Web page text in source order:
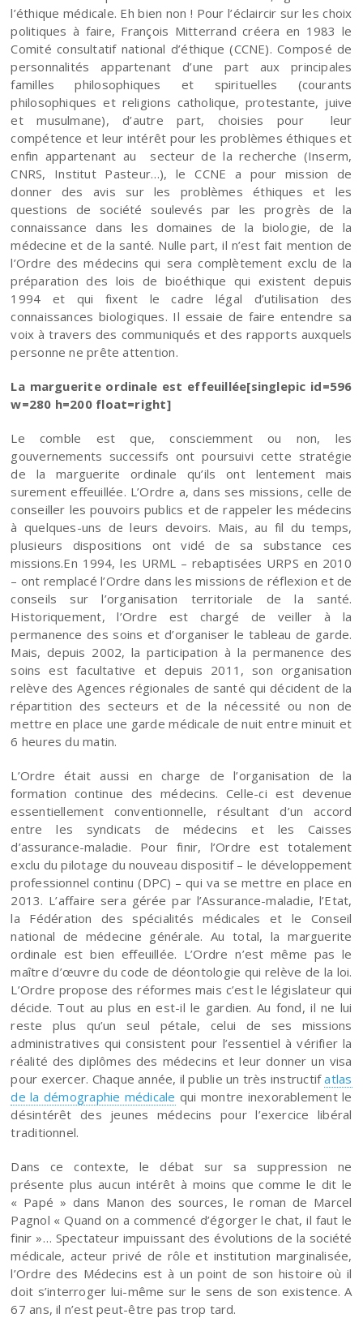
l’éthique médicale. Eh bien non ! Pour l’éclaircir sur les choix
politiques à faire, François Mitterrand créera en 1983 le
Comité consultatif national d’éthique (CCNE). Composé de
personnalités appartenant d’une part aux principales
familles philosophiques et spirituelles (courants
philosophiques et religions catholique, protestante, juive
et musulmane), d’autre part, choisies pour leur
compétence et leur intérêt pour les problèmes éthiques et
enfin appartenant au secteur de la recherche (Inserm,
CNRS, Institut Pasteur…), le CCNE a pour mission de
donner des avis sur les problèmes éthiques et les
questions de société soulevés par les progrès de la
connaissance dans les domaines de la biologie, de la
médecine et de la santé. Nulle part, il n’est fait mention de
l’Ordre des médecins qui sera complètement exclu de la
préparation des lois de bioéthique qui existent depuis
1994 et qui fixent le cadre légal d’utilisation des
connaissances biologiques. Il essaie de faire entendre sa
voix à travers des communiqués et des rapports auxquels
personne ne prête attention.
La marguerite ordinale est effeuillée[singlepic id=596
w=280 h=200 float=right]
Le comble est que, consciemment ou non, les
gouvernements successifs ont poursuivi cette stratégie
de la marguerite ordinale qu’ils ont lentement mais
surement effeuillée. L’Ordre a, dans ses missions, celle de
conseiller les pouvoirs publics et de rappeler les médecins
à quelques-uns de leurs devoirs. Mais, au fil du temps,
plusieurs dispositions ont vidé de sa substance ces
missions.En 1994, les URML – rebaptisées URPS en 2010
– ont remplacé l’Ordre dans les missions de réflexion et de
conseils sur l’organisation territoriale de la santé.
Historiquement, l’Ordre est chargé de veiller à la
permanence des soins et d’organiser le tableau de garde.
Mais, depuis 2002, la participation à la permanence des
soins est facultative et depuis 2011, son organisation
relève des Agences régionales de santé qui décident de la
répartition des secteurs et de la nécessité ou non de
mettre en place une garde médicale de nuit entre minuit et
6 heures du matin.
L’Ordre était aussi en charge de l’organisation de la
formation continue des médecins. Celle-ci est devenue
essentiellement conventionnelle, résultant d’un accord
entre les syndicats de médecins et les Caisses
d’assurance-maladie. Pour finir, l’Ordre est totalement
exclu du pilotage du nouveau dispositif – le développement
professionnel continu (DPC) – qui va se mettre en place en
2013. L’affaire sera gérée par l’Assurance-maladie, l’Etat,
la Fédération des spécialités médicales et le Conseil
national de médecine générale. Au total, la marguerite
ordinale est bien effeuillée. L’Ordre n’est même pas le
maître d’œuvre du code de déontologie qui relève de la loi.
L’Ordre propose des réformes mais c’est le législateur qui
décide. Tout au plus en est-il le gardien. Au fond, il ne lui
reste plus qu’un seul pétale, celui de ses missions
administratives qui consistent pour l’essentiel à vérifier la
réalité des diplômes des médecins et leur donner un visa
pour exercer. Chaque année, il publie un très instructifatlas
de la démographie médicale qui montre inexorablement le
désintérêt des jeunes médecins pour l’exercice libéral
traditionnel.
Dans ce contexte, le débat sur sa suppression ne
présente plus aucun intérêt à moins que comme le dit le
« Papé » dans Manon des sources, le roman de Marcel
Pagnol « Quand on a commencé d’égorger le chat, il faut le
finir »… Spectateur impuissant des évolutions de la société
médicale, acteur privé de rôle et institution marginalisée,
l’Ordre des Médecins est à un point de son histoire où il
doit s’interroger lui-même sur le sens de son existence. A
67 ans, il n’est peut-être pas trop tard.